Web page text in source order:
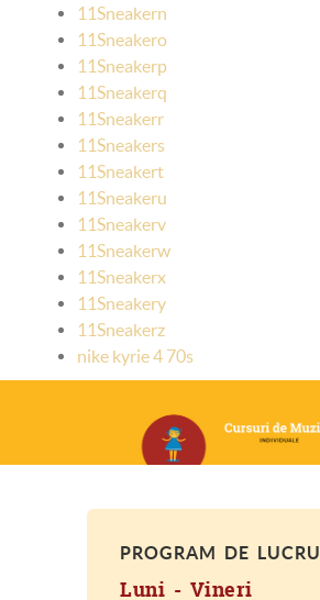
11Sneakern
11Sneakero
11Sneakerp
11Sneakerq
11Sneakerr
11Sneakers
11Sneakert
11Sneakeru
11Sneakerv
11Sneakerw
11Sneakerx
11Sneakery
11Sneakerz
nike kyrie 4 70s
PROGRAM DE LUCRU
Luni - Vineri